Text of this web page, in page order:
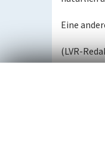
Eine
(LVR-
Stadt